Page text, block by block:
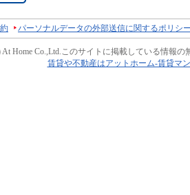
パーソナルデータの外部送信に関するポリシ
Home Co.,Ltd.このサイトに掲載している情報の
賃貸や不動産はアットホーム-賃貸マ